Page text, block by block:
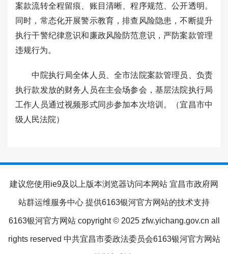
案款流转全程留痕、账目清晰、程序规范、公开透明。
同时，常态化开展警示教育，排查风险隐患，不断提升
执行干警纪律意识和廉政风险防范意识，严防案款管理
违规行为。
中院执行局全体人员、全市法院案款管理员、负责
执行款发放的财务人员在主会场参会，基层法院执行局
工作人员通过视频形式同步参加本次培训。（宜昌市中
级人民法院）
建议您使用ie9及以上版本浏览器访问本网站 宜昌市政府网
站群运维服务中心 提供6163银河官方网站的技术支持
6163银河官方网站 copyright © 2025 zfw.yichang.gov.cn all
rights reserved 中共宜昌市委政法委员会6163银河官方网站